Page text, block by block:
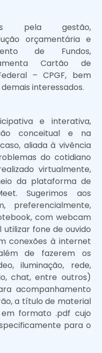
pela gestão,
orçamentária e
de Fundos,
Cartão de
– CPGF, bem
interessados.
e interativa,
conceitual e na
aliada à vivência
do cotidiano
virtualmente,
da plataforma de
Sugerimos aos
preferencialmente,
com webcam
fone de ouvido
conexões à internet
de fazerem os
iluminação, rede,
chat, entre outros)
acompanhamento
a título de material
formato .pdf cujo
para o